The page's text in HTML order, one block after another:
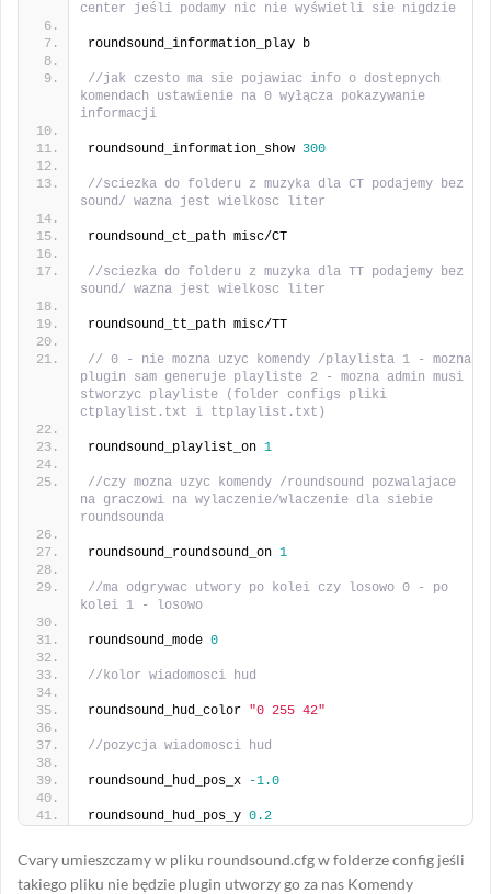
center jeśli podamy nic nie wyświetli sie nigdzie
roundsound_information_play b
//jak czesto ma sie pojawiac info o dostepnych
komendach ustawienie na 0 wyłącza pokazywanie
informacji
roundsound_information_show 300
//sciezka do folderu z muzyka dla CT podajemy bez
sound/ wazna jest wielkosc liter
roundsound_ct_path misc/CT
//sciezka do folderu z muzyka dla TT podajemy bez
sound/ wazna jest wielkosc liter
roundsound_tt_path misc/TT
// 0 - nie mozna uzyc komendy /playlista 1 - mozna
plugin sam generuje playliste 2 - mozna admin musi
stworzyc playliste (folder configs pliki
ctplaylist.txt i ttplaylist.txt)
roundsound_playlist_on 1
//czy mozna uzyc komendy /roundsound pozwalajace
na graczowi na wylaczenie/wlaczenie dla siebie
roundsounda
roundsound_roundsound_on 1
//ma odgrywac utwory po kolei czy losowo 0 - po
kolei 1 - losowo
roundsound_mode 0
//kolor wiadomosci hud
roundsound_hud_color "0 255 42"
//pozycja wiadomosci hud
roundsound_hud_pos_x -1.0
roundsound_hud_pos_y 0.2
Cvary umieszczamy w pliku roundsound.cfg w folderze config jeśli
takiego pliku nie będzie plugin utworzy go za nas Komendy